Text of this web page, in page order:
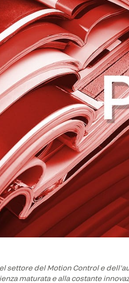
settore del Motion Control e
maturata e alla costante